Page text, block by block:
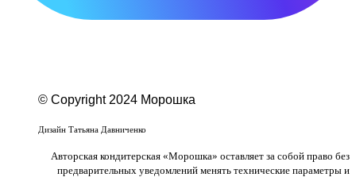
© Copyright 2024 Морошка
Дизайн Татьяна Давниченко
Авторская кондитерская «Морошка» оставляет за собой право без
предварительных уведомлений менять технические параметры и